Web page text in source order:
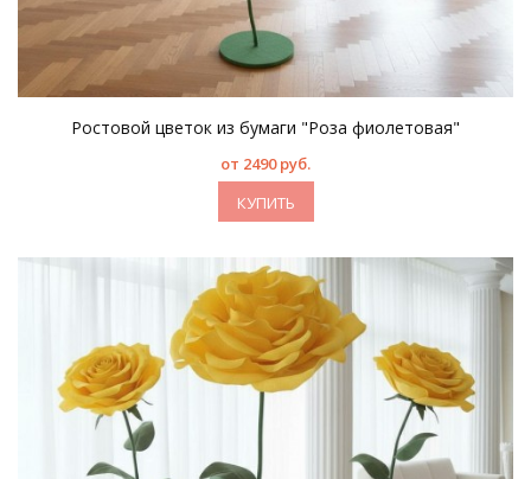
Ростовой цветок из бумаги "Роза фиолетовая"
от 2490 руб.
КУПИТЬ